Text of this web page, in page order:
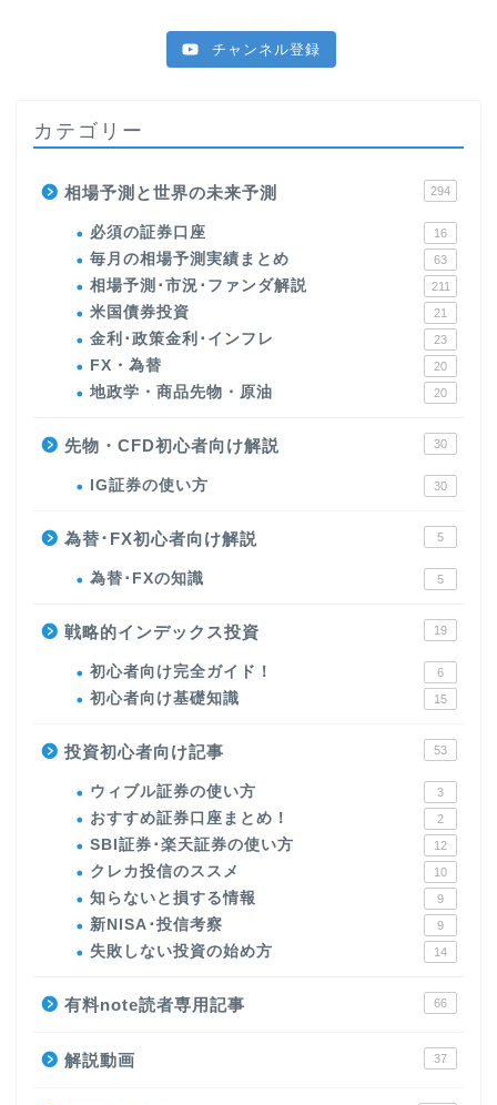
チャンネル登録
カテゴリー
相場予測と世界の未来予測 294
必須の証券口座 16
毎月の相場予測実績まとめ 63
相場予測･市況･ファンダ解説 211
米国債券投資 21
金利･政策金利･インフレ 23
FX・為替 20
地政学・商品先物・原油 20
先物・CFD初心者向け解説 30
IG証券の使い方 30
為替･FX初心者向け解説 5
為替･FXの知識 5
戦略的インデックス投資 19
初心者向け完全ガイド！ 6
初心者向け基礎知識 15
投資初心者向け記事 53
ウィブル証券の使い方 3
おすすめ証券口座まとめ！ 2
SBI証券･楽天証券の使い方 12
クレカ投信のススメ 10
知らないと損する情報 9
新NISA･投信考察 9
失敗しない投資の始め方 14
有料note読者専用記事 66
解説動画 37